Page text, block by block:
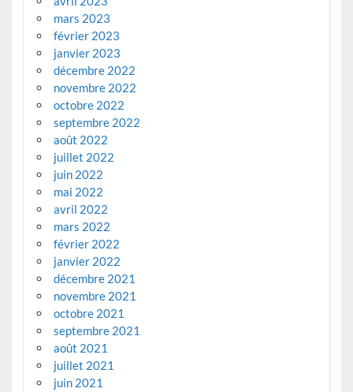
mars 2023
février 2023
janvier 2023
décembre 2022
novembre 2022
octobre 2022
septembre 2022
août 2022
juillet 2022
juin 2022
mai 2022
avril 2022
mars 2022
février 2022
janvier 2022
décembre 2021
novembre 2021
octobre 2021
septembre 2021
août 2021
juillet 2021
juin 2021